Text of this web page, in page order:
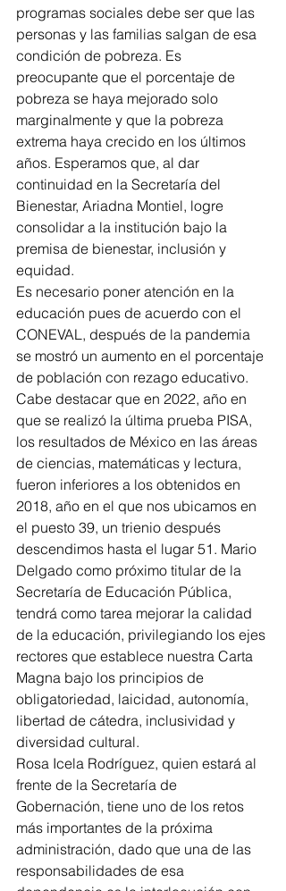
programas sociales debe ser que las
personas y las familias salgan de esa
condición de pobreza. Es
preocupante que el porcentaje de
pobreza se haya mejorado solo
marginalmente y que la pobreza
extrema haya crecido en los últimos
años. Esperamos que, al dar
continuidad en la Secretaría del
Bienestar, Ariadna Montiel, logre
consolidar a la institución bajo la
premisa de bienestar, inclusión y
equidad.
Es necesario poner atención en la
educación pues de acuerdo con el
CONEVAL, después de la pandemia
se mostró un aumento en el porcentaje
de población con rezago educativo.
Cabe destacar que en 2022, año en
que se realizó la última prueba PISA,
los resultados de México en las áreas
de ciencias, matemáticas y lectura,
fueron inferiores a los obtenidos en
2018, año en el que nos ubicamos en
el puesto 39, un trienio después
descendimos hasta el lugar 51. Mario
Delgado como próximo titular de la
Secretaría de Educación Pública,
tendrá como tarea mejorar la calidad
de la educación, privilegiando los ejes
rectores que establece nuestra Carta
Magna bajo los principios de
obligatoriedad, laicidad, autonomía,
libertad de cátedra, inclusividad y
diversidad cultural.
Rosa Icela Rodríguez, quien estará al
frente de la Secretaría de
Gobernación, tiene uno de los retos
más importantes de la próxima
administración, dado que una de las
responsabilidades de esa